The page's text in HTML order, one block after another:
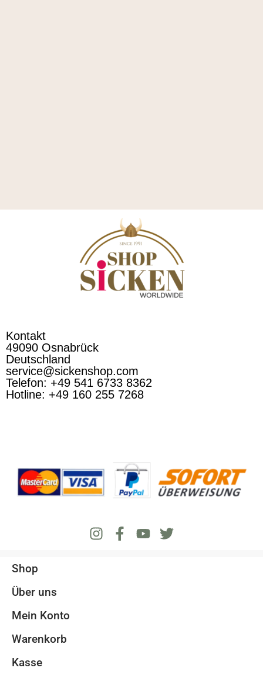
Kontakt
49090 Osnabrück
Deutschland
service@sickenshop.com
Telefon: +49 541 6733 8362
Hotline: +49 160 255 7268
Shop
Über uns
Mein Konto
Warenkorb
Kasse